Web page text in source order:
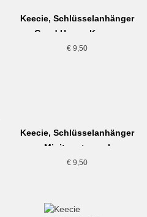
Keecie, Schlüsselanhänger
Good House Keeper,
dunkelbraun
€ 9,50
Keecie, Schlüsselanhänger
Minitweet, coral
€ 9,50